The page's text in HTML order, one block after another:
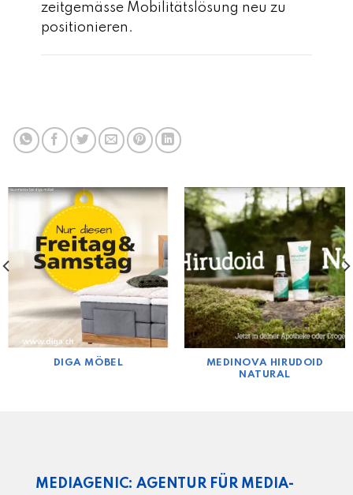
zeitgemässe Mobilitätslösung neu zu
positionieren.
DIGA MÖBEL
MEDINOVA HIRUDOID
NATURAL
MEDIAGENIC: AGENTUR FÜR MEDIA-